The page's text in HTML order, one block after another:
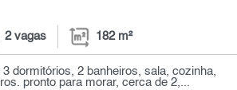
2 vagas 182 m²
dormitórios, 2 banheiros, sala, cozinha,
pronto para morar, cerca de 2,...